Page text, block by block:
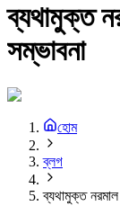
ব্যথামুক্ত
সম্ভাবনা
হোম
ব্লগ
ব্যথামুক্ত নরমাল